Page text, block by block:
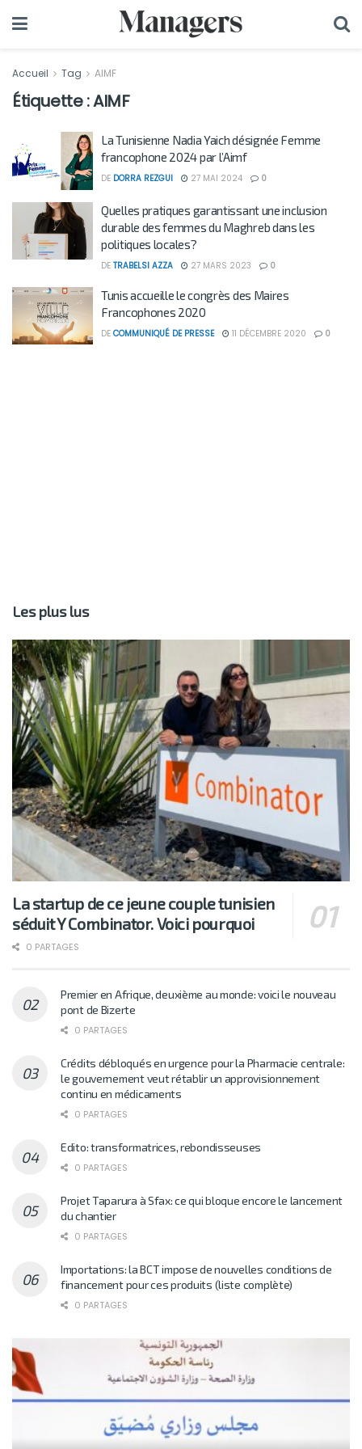
Accueil Tag AIMF
Étiquette :AIMF
La Tunisienne Nadia Yaich désignée Femme
francophone 2024 par l’Aimf
DE DORRA REZGUI 27 MAI 2024 0
Quelles pratiques garantissant une inclusion
durable des femmes du Maghreb dans les
politiques locales?
DE TRABELSI AZZA 27 MARS 2023 0
Tunis accueille le congrès des Maires
Francophones 2020
DE COMMUNIQUÉ DE PRESSE 11 DÉCEMBRE 2020 0
Les plus lus
La startup de ce jeune couple tunisien
séduit Y Combinator. Voici pourquoi
0 PARTAGES
Premier en Afrique, deuxième au monde: voici le nouveau
pont de Bizerte
0 PARTAGES
Crédits débloqués en urgence pour la Pharmacie centrale:
le gouvernement veut rétablir un approvisionnement
continu en médicaments
0 PARTAGES
Edito: transformatrices, rebondisseuses
0 PARTAGES
Projet Taparura à Sfax: ce qui bloque encore le lancement
du chantier
0 PARTAGES
Importations: la BCT impose de nouvelles conditions de
financement pour ces produits (liste complète)
0 PARTAGES